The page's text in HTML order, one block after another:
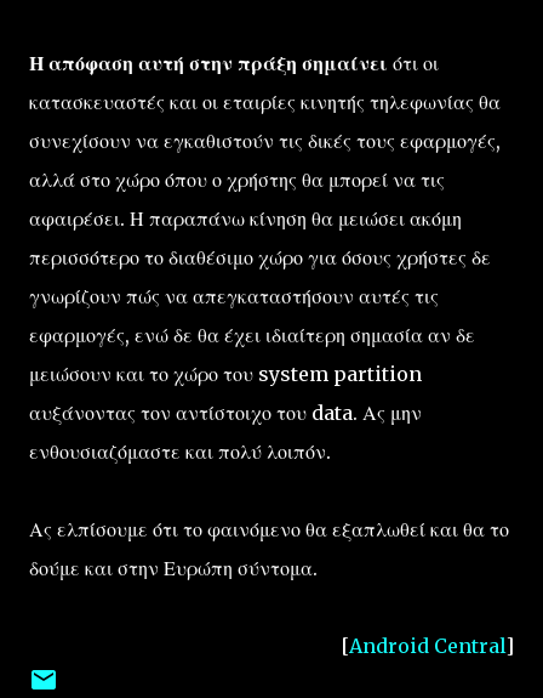
Η απόφαση αυτή στην πράξη σημαίνει ότι οι
κατασκευαστές και οι εταιρίες κινητής τηλεφωνίας θα
συνεχίσουν να εγκαθιστούν τις δικές τους εφαρμογές,
αλλά στο χώρο όπου ο χρήστης θα μπορεί να τις
αφαιρέσει. Η παραπάνω κίνηση θα μειώσει ακόμη
περισσότερο το διαθέσιμο χώρο για όσους χρήστες δε
γνωρίζουν πώς να απεγκαταστήσουν αυτές τις
εφαρμογές, ενώ δε θα έχει ιδιαίτερη σημασία αν δε
μειώσουν και το χώρο του system partition
αυξάνοντας τον αντίστοιχο του data. Ας μην
ενθουσιαζόμαστε και πολύ λοιπόν.
Ας ελπίσουμε ότι το φαινόμενο θα εξαπλωθεί και θα το
δούμε και στην Ευρώπη σύντομα.
[Android Central]